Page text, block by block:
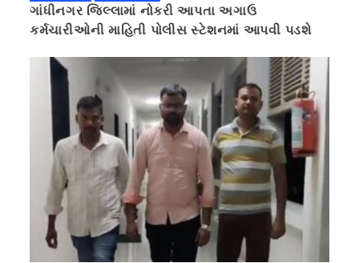
ગાંધીનગર જિલ્લામાં નોકરી આપતા અગાઉ
કર્મચારીઓની માહિતી પોલીસ સ્ટેશનમાં આપવી પડશે